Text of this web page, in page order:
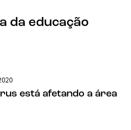
da educação
está afetando a área